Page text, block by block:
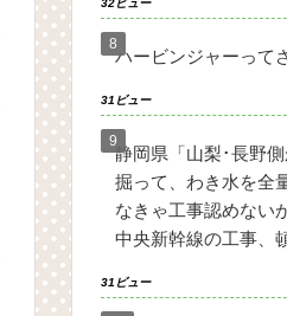
32ビュー
ハービンジャーって
31ビュー
静岡県「山梨･長野
掘って、わき水を全
なきゃ工事認めない
中央新幹線の工事、
31ビュー